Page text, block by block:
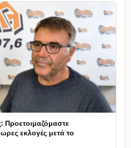
Προετοιμαζόμαστε
εκλογές μετά το